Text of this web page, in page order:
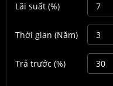
Lãi suất (%)
Thời gian (Năm)
Trả trước (%)